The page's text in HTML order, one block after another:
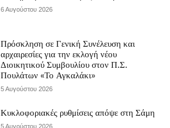
6 Αυγούστου 2026
Πρόσκληση σε Γενική Συνέλευση και
αρχαιρεσίες για την εκλογή νέου
Διοικητικού Συμβουλίου στον Π.Σ.
Πουλάτων «Το Αγκαλάκι»
5 Αυγούστου 2026
Κυκλοφοριακές ρυθμίσεις απόψε στη Σάμη
5 Αυγούστου 2026